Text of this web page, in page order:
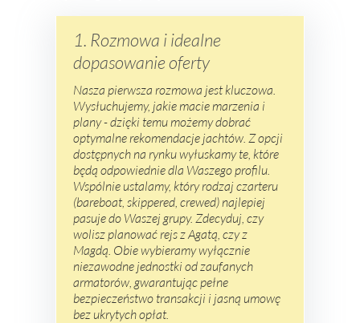
1. Rozmowa i idealne
dopasowanie oferty
Nasza pierwsza rozmowa jest kluczowa.
Wysłuchujemy, jakie macie marzenia i
plany - dzięki temu możemy dobrać
optymalne rekomendacje jachtów. Z opcji
dostępnych na rynku wyłuskamy te, które
będą odpowiednie dla Waszego profilu.
Wspólnie ustalamy, który rodzaj czarteru
(bareboat, skippered, crewed) najlepiej
pasuje do Waszej grupy. Zdecyduj, czy
wolisz planować rejs z Agatą, czy z
Magdą. Obie wybieramy wyłącznie
niezawodne jednostki od zaufanych
armatorów, gwarantując pełne
bezpieczeństwo transakcji i jasną umowę
bez ukrytych opłat.